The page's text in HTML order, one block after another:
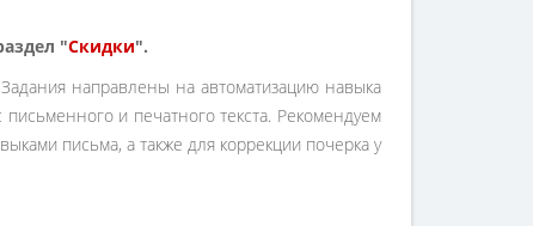
"Скидки".
направлены на автоматизацию навыка
и печатного текста. Рекомендуем
письма, а также для коррекции почерка у